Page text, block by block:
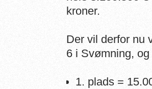
kroner.
Der vil derfor nu
6 i Svømning,
1. plads =